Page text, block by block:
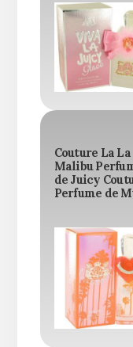
Couture La La
Malibu
de Juicy
Perfume de